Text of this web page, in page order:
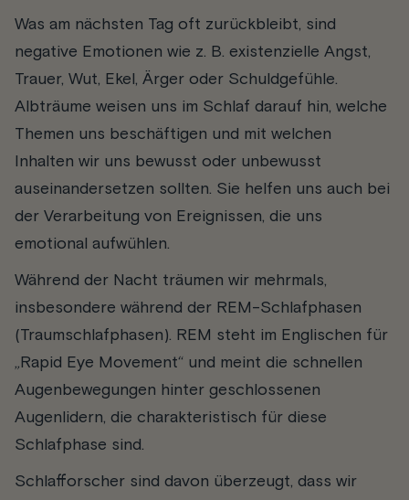
Was am nächsten Tag oft zurückbleibt, sind
negative Emotionen wie z. B. existenzielle Angst,
Trauer, Wut, Ekel, Ärger oder Schuldgefühle.
Albträume weisen uns im Schlaf darauf hin, welche
Themen uns beschäftigen und mit welchen
Inhalten wir uns bewusst oder unbewusst
auseinandersetzen sollten. Sie helfen uns auch bei
der Verarbeitung von Ereignissen, die uns
emotional aufwühlen.
Während der Nacht träumen wir mehrmals,
insbesondere während der REM-Schlafphasen
(Traumschlafphasen). REM steht im Englischen für
„Rapid Eye Movement“ und meint die schnellen
Augenbewegungen hinter geschlossenen
Augenlidern, die charakteristisch für diese
Schlafphase sind.
Schlafforscher sind davon überzeugt, dass wir